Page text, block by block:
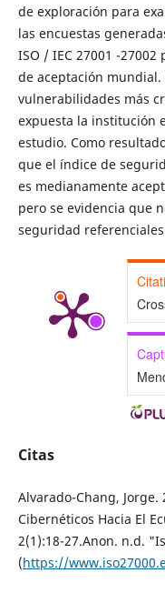
de exploración para
las encuestas
ISO / IEC 27001 -
de aceptación
vulnerabilidades más
expuesta la institución
estudio. Como
que el índice de
es medianamente
pero se evidencia que
seguridad
Citas
Alvarado-Chang,
Cibernéticos Hacia El
2(1):18-27.Anon. n.d.
(https://